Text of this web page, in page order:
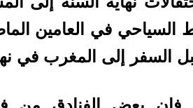
السياحي في العامين
السفر إلى المغرب في